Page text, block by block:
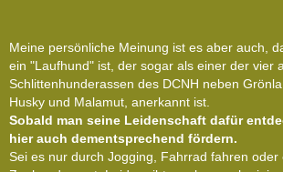
Meine persönliche Meinung ist es aber auch,
ein "Laufhund" ist, der sogar als einer der vier
Schlittenhunderassen des DCNH neben
Husky und Malamut, anerkannt ist.
Sobald man seine Leidenschaft dafür
hier auch dementsprechend fördern.
Sei es nur durch Jogging, Fahrrad fahren oder